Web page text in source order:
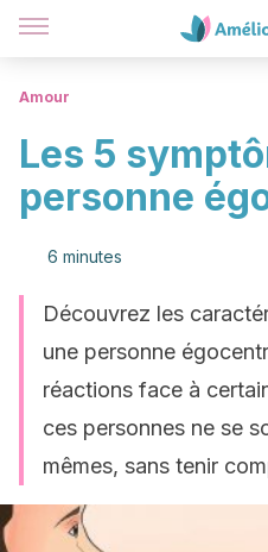
Amour
Les 5
personne
6 minutes
Découvrez les
une personne
réactions face à
ces personnes ne se
mêmes, sans tenir